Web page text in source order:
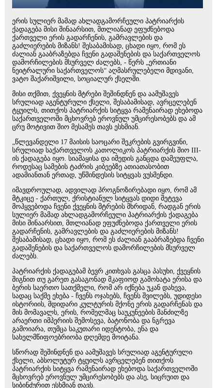
ერის სულიერ მამად ახლადგამორჩეული პატრიარქის
ქადაგება მისი შინაარსით, მთლიანად ეფუძნებოდა
ქართველი ერის გადარჩენის, გამრავლების და
გაძლიერების მიზანს! შესაბამისად, ცხადი იყო, რომ ეს
ძალიან გააბრაზებდა ჩვენი გადაშენების და საქართველოს
დამორჩილების მსურველ ძალებს, - წერს „ერთიანი
ნეიტრალური საქართველოს“ აღმასრულებელი მდივანი,
ვატო შაქარიშვილი, სოციალურ ქსელში.
მისი თქმით, ქვეყნის მტრები შეშინდნენ და აამუშავეს
სრულიად აგენტურული ქსელი, შესაბამისად, ავრცელებენ
ტყუილს, თითქოს პატრიარქის სიტყვა რამენაირად ეხებოდა
საქართველოში მცხოვრებ ეროვნულ უმცირესობებს და ამ
ცრუ მოტივით შიო მესამეს თავს ესხმიან.
„წლევანდელი 17 მაისის საოცარი შეკრების გვირგვინი,
სრულიად საქართველოს კათოლიკოს პატრიარქის შიო III-
ის ქადაგება იყო. სიამაყისა და იმედის განცდა დამეუფლა,
როდესაც სამების ტაძრის კიბეებზე ათიათასობით
ადამიანთან ერთად, უწმინდესის სიტყვას ვუსმენდი.
იმავდროულად, ადვილად პროგნოზირებადი იყო, რომ ამ
მტკიცე - ქართულ, ქრისტიანულ სიტყვას დიდი შეტევა
მოჰყვებოდა ჩვენი ქვეყნის მტრების მხრიდან, რადგან ერის
სულიერ მამად ახლადგამორჩეული პატრიარქის ქადაგება
მისი შინაარსით, მთლიანად ეფუძნებოდა ქართველი ერის
გადარჩენის, გამრავლების და გაძლიერების მიზანს!
შესაბამისად, ცხადი იყო, რომ ეს ძალიან გააბრაზებდა ჩვენი
გადაშენების და საქართველოს დამორჩილების მსურველ
ძალებს.
პატრიარქის ქადაგებამ ბევრ კითხვას გასცა პასუხი, ქვეყნის
შიგნით თუ გარეთ გასაგონად მკაფიოდ გამოხატა ერისა და
ბერის საერთო სათქმელი, რომ არ იქნება უკან დახევა,
სადაც საქმე ეხება - ჩვენს ოჯახებს, ჩვენს შვილებს, უდიდესი
ისტორიის, მდიდარი კულტურის მქონე ერის გადარჩენას და
მის მომავალს, ერის, რომელმაც საუკუნეების მანძილზე
არაერთი იმპერიის შემოსევა, ბატონობა და ნგრევა
გამოიარა, თუმცა საკუთარი იდენტობა, ენა და
სახელმწიფოებრიობა დღემდე მოიტანა.
სწორად შეშინდნენ და აამუშავეს სრულიად აგენტურული
ქსელი, აბსოლუტურ ტყუილს ავრცელებენ თითქოს
პატრიარქის სიტყვა რამენაირად ეხებოდა საქართველოში
მცხოვრებ ეროვნულ უმცირესობებს და ასე, სიცრუით და
სიბინძურით ესხმიან თავს.